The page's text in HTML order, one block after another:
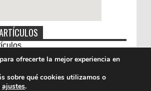
ofrecerte la mejor experiencia en
sobre qué cookies utilizamos o
ajustes.